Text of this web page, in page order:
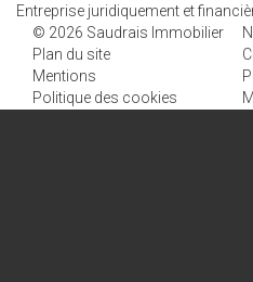
Entreprise juridiquement et
© 2026 Saudrais Immobilier
Plan du site
Mentions
Politique des cookies